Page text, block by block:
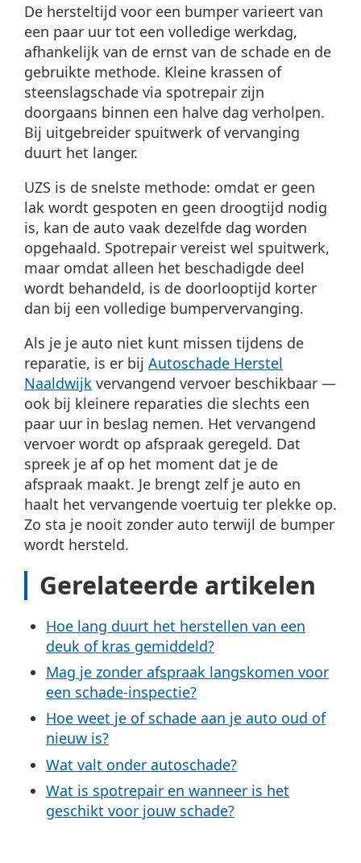
De hersteltijd voor een bumper varieert van
een paar uur tot een volledige werkdag,
afhankelijk van de ernst van de schade en de
gebruikte methode. Kleine krassen of
steenslagschade via spotrepair zijn
doorgaans binnen een halve dag verholpen.
Bij uitgebreider spuitwerk of vervanging
duurt het langer.
UZS is de snelste methode: omdat er geen
lak wordt gespoten en geen droogtijd nodig
is, kan de auto vaak dezelfde dag worden
opgehaald. Spotrepair vereist wel spuitwerk,
maar omdat alleen het beschadigde deel
wordt behandeld, is de doorlooptijd korter
dan bij een volledige bumpervervanging.
Als je je auto niet kunt missen tijdens de
reparatie, is er bij Autoschade Herstel
Naaldwijk vervangend vervoer beschikbaar —
ook bij kleinere reparaties die slechts een
paar uur in beslag nemen. Het vervangend
vervoer wordt op afspraak geregeld. Dat
spreek je af op het moment dat je de
afspraak maakt. Je brengt zelf je auto en
haalt het vervangende voertuig ter plekke op.
Zo sta je nooit zonder auto terwijl de bumper
wordt hersteld.
Gerelateerde artikelen
Hoe lang duurt het herstellen van een
deuk of kras gemiddeld?
Mag je zonder afspraak langskomen voor
een schade-inspectie?
Hoe weet je of schade aan je auto oud of
nieuw is?
Wat valt onder autoschade?
Wat is spotrepair en wanneer is het
geschikt voor jouw schade?